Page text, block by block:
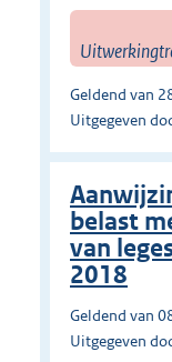
Geldend van
Uitgegeven
belast
van
2018
Geldend van
Uitgegeven